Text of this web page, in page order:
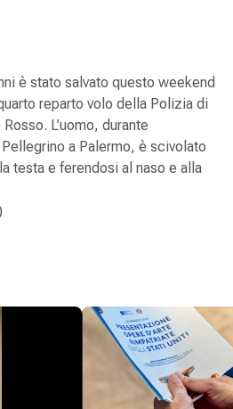
è stato salvato questo weekend
reparto volo della Polizia di
L’uomo, durante
a Palermo, è scivolato
testa e ferendosi al naso e alla